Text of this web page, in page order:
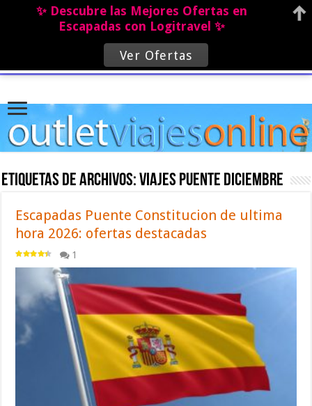
Etiquetas de archivos:viajes puente diciembre
Escapadas Puente Constitucion de ultima
hora 2026: ofertas destacadas
1
✨ Descubre las Mejores Ofertas en
Escapadas con Logitravel ✨
Ver Ofertas